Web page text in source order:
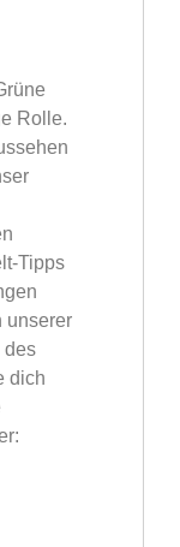
Rolle.
Tipps
unserer
des
dich